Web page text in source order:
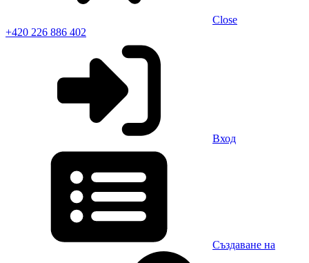
Close
+420 226 886 402
Вход
Създаване на